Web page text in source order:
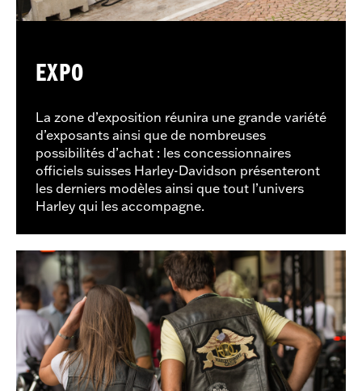
EXPO
La zone d’exposition réunira une grande variété
d’exposants ainsi que de nombreuses
possibilités d’achat : les concessionnaires
officiels suisses Harley-Davidson présenteront
les derniers modèles ainsi que tout l’univers
Harley qui les accompagne.